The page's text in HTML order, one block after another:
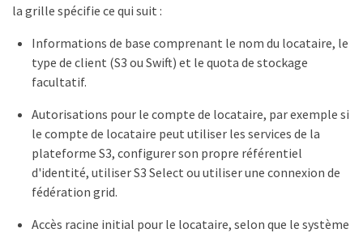
la grille spécifie ce qui suit :
Informations de base comprenant le nom du locataire, le
type de client (S3 ou Swift) et le quota de stockage
facultatif.
Autorisations pour le compte de locataire, par exemple si
le compte de locataire peut utiliser les services de la
plateforme S3, configurer son propre référentiel
d'identité, utiliser S3 Select ou utiliser une connexion de
fédération grid.
Accès racine initial pour le locataire, selon que le système